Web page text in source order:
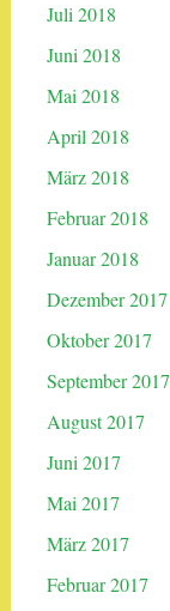
Juli 2018
Juni 2018
Mai 2018
April 2018
März 2018
Februar 2018
Januar 2018
Dezember 2017
Oktober 2017
September 2017
August 2017
Juni 2017
Mai 2017
März 2017
Februar 2017